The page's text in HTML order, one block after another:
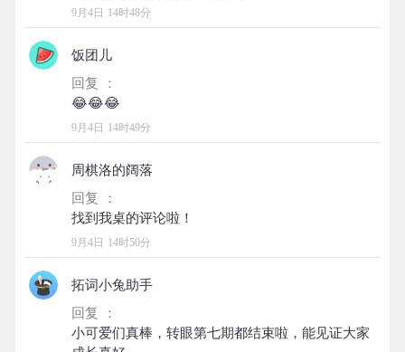
9月4日 14时48分
饭团儿
回复 ：
9月4日 14时49分
周棋洛的阔落
回复 ：
9月4日 14时50分
拓词小兔助手
回复 ：
小可爱们真棒，转眼第七期都结束啦，能见证大家